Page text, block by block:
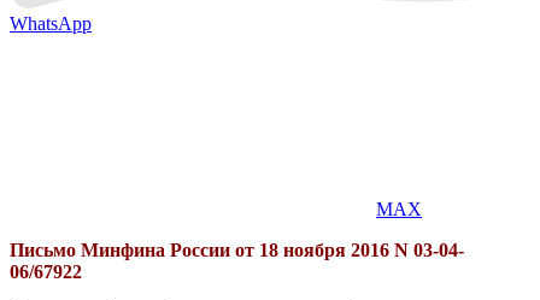
WhatsApp
MAX
Письмо Минфина России от 18 ноября 2016 N 03-04-
06/67922